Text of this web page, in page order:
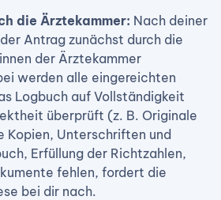
die Ärztekammer: Nach deiner
Antrag zunächst durch die
der Ärztekammer
werden alle eingereichten
Logbuch auf Vollständigkeit
überprüft (z. B. Originale
Kopien, Unterschriften und
Erfüllung der Richtzahlen,
fehlen, fordert die
bei dir nach.